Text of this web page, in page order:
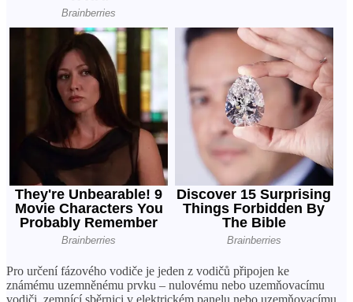
Pro určení fázového vodiče je jeden z vodičů připojen ke
známému uzemněnému prvku – nulovému nebo uzemňovacímu